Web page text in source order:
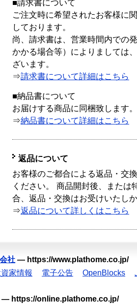
■請求書について
ご注文時に希望されたお客様に
しております。
尚、請求書は、営業時間内での
かかる場合等）によりましては
ざいます。
⇒請求書について詳細はこちら
■納品書について
お届けする商品に同梱致します。
⇒納品書について詳細はこちら
返品について
お客様のご都合による返品・交
ください。 商品開封後、または
合、返品・交換はお受けいたし
⇒返品について詳しくはこちら
社 — https://www.plathome.co.jp/
家情報 電子公告 OpenBlocks
— https://online.plathome.co.jp/